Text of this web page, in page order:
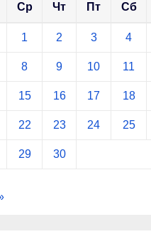
Ср Чт Пт Сб
1 2 3 4
8 9 10 11
15 16 17 18
22 23 24 25
29 30